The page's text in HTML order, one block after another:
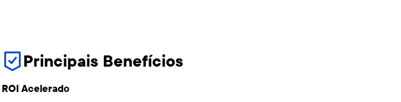
Principais Benefícios
ROI Acelerado